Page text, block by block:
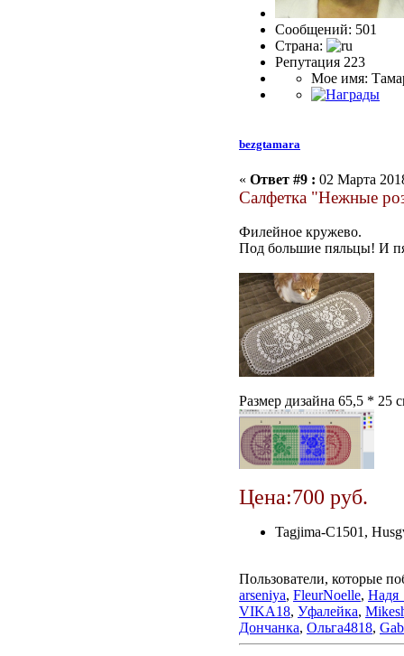
Сообщений: 501
Страна:
Репутация 223
Мое имя:
bezgtamara
« Ответ #9 : 02 Марта
Салфетка "Нежные
Филейное кружево.
Под большие пяльцы! И
Размер дизайна 65,5 * 25
Цена:700 руб.
Tagjima-C1501,
Пользователи, которые
arseniya, FleurNoelle,
VIKA18, Уфалейка,
Дончанка, Ольга4818,